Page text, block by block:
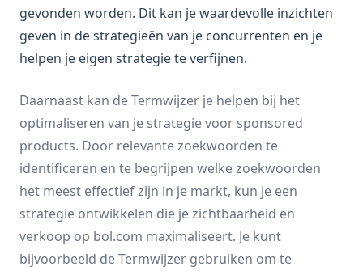
gevonden worden. Dit kan je waardevolle inzichten
geven in de strategieën van je concurrenten en je
helpen je eigen strategie te verfijnen.
Daarnaast kan deTermwijzer je helpen bij het
optimaliseren van je strategie voor sponsored
products. Door relevante zoekwoorden te
identificeren en te begrijpen welke zoekwoorden
het meest effectief zijn in je markt, kun je een
strategie ontwikkelen die je zichtbaarheid en
verkoop op bol.com maximaliseert. Je kunt
bijvoorbeeld deTermwijzer gebruiken om te